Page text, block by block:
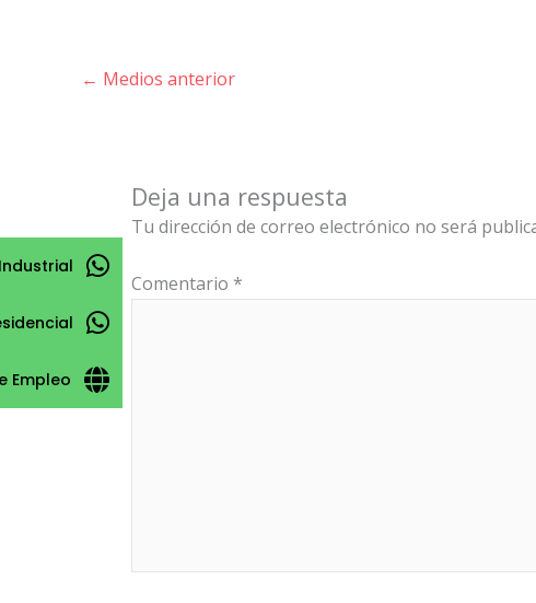
← Medios anterior
Deja una respuesta
Tu dirección de correo electrónico no será
Comentario *
Empleo